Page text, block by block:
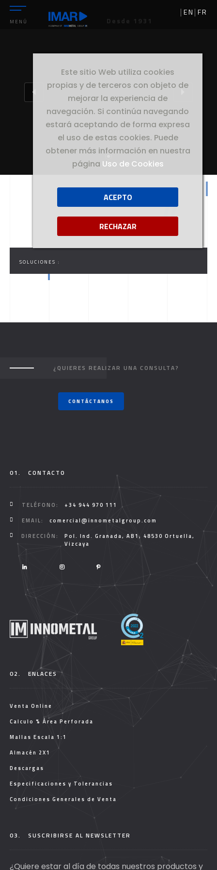
MENÚ Desde 1931
EN FR
Este sitio Web utiliza cookies
propias y de terceros con objeto de
mejorar la experiencia de
navegación. Si continúa navegando
estará aceptando de forma expresa
el uso de estas cookies. Puede
obtener más información en nuestra
página Uso de Cookies
ACEPTO
RECHAZAR
//
SOLUCIONES :
¿QUIERES REALIZAR UNA CONSULTA?
CONTÁCTANOS
01. CONTACTO
TELÉFONO:
+34 944 970 111
EMAIL:
comercial@innometalgroup.com
DIRECCIÓN:
Pol. Ind. Granada, AB1, 48530 Ortuella,
Vizcaya
02. ENLACES
Venta Online
Calculo % Área Perforada
Mallas Escala 1:1
Almacén 2X1
Descargas
Especificaciones y Tolerancias
Condiciones Generales de Venta
03. SUSCRIBIRSE AL NEWSLETTER
¿Quiere estar al día de todas nuestros productos y